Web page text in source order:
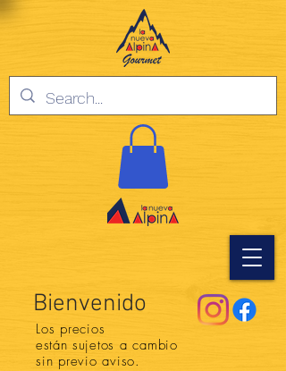
Bienvenido
Los precios
están sujetos a cambio
sin previo aviso.